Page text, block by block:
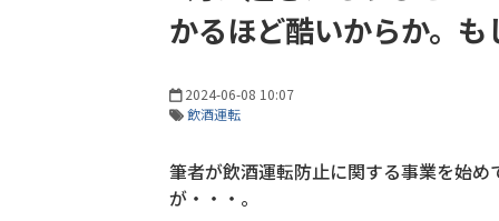
かるほど酷いからか。
2024-06-08 10:07
飲酒運転
筆者が飲酒運転防止に関する事業を始
が・・・。